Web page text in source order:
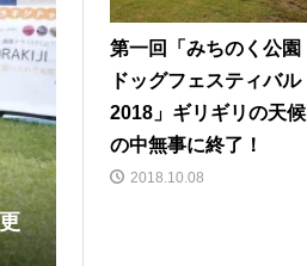
第一回「みちのく公園
ドッグフェスティバル
2018」ギリギリの天候
の中無事に終了！
2018.10.08